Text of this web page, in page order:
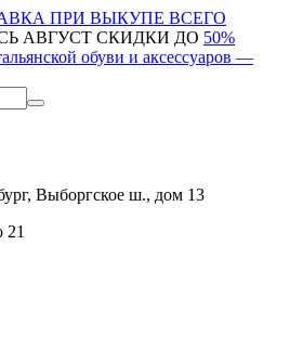
ПРИ ВЫКУПЕ ВСЕГО
АВГУСТ СКИДКИ ДО 50%
Выборгское ш., дом 13
21